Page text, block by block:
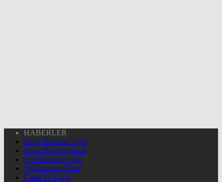
HABERLER
Hava Durumu Light
Hava Durumu Dark
Yol Durumu Light
Yol Durumu Dark
Canlı Tv Light